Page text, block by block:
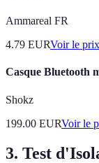
Ammareal FR
4.79 EURVoir le prix
Casque Bluetooth
Shokz
199.00 EURVoir le
3. Test